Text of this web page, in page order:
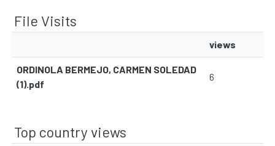
File Visits
views
ORDINOLA BERMEJO, CARMEN SOLEDAD
(1).pdf
6
Top country views